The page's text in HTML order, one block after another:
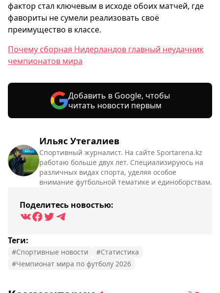
Ильяс Утегалиев
Спортивный журналист. На сайте Sportarena.kz
работаю больше двух лет. Специализируюсь на
различных видах спорта, уделяя особое
внимание футбольной тематике и единоборствам.
Поделитесь новостью:
Теги:
#Спортивные новости
#Статистика
#Чемпионат мира по футболу 2026
фактор стал ключевым в исходе обоих матчей, где
фавориты не сумели реализовать своё
преимущество в классе.
Почему сборная Нидерландов главный неудачник
чемпионатов мира
Добавить в Google, чтобы
читать новости первым